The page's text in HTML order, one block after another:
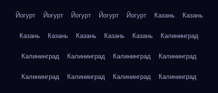
Йогурт Йогурт Йогурт Йогурт Йогурт Казань Казань
Казань Казань Казань Казань Казань Калининград
Калининград Калининград Калининград Калининград
Калининград Калининград Калининград Калининград